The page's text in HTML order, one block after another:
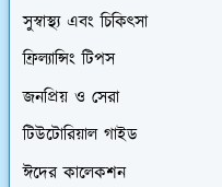
সুস্বাস্থ্য এবং চিকিৎসা
ফ্রিল্যান্সিং টিপস
জনপ্রিয় ও সেরা
টিউটোরিয়াল গাইড
ঈদের কালেকশন